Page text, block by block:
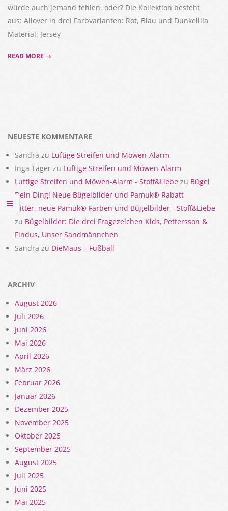
würde auch jemand fehlen, oder? Die Kollektion besteht
aus: Allover in drei Farbvarianten: Rot, Blau und Dunkellila
Material: Jersey
READ MORE →
NEUESTE KOMMENTARE
Sandra zu Luftige Streifen und Möwen-Alarm
Inga Täger zu Luftige Streifen und Möwen-Alarm
Luftige Streifen und Möwen-Alarm - Stoff&Liebe zu Bügel
Dein Ding! Neue Bügelbilder und Pamuk® Rabatt
Gitter, neue Pamuk® Farben und Bügelbilder - Stoff&Liebe
zu Bügelbilder: Die drei Fragezeichen Kids, Pettersson &
Findus, Unser Sandmännchen
Sandra zu DieMaus – Fußball
ARCHIV
August 2026
Juli 2026
Juni 2026
Mai 2026
April 2026
März 2026
Februar 2026
Januar 2026
Dezember 2025
November 2025
Oktober 2025
September 2025
August 2025
Juli 2025
Juni 2025
Mai 2025